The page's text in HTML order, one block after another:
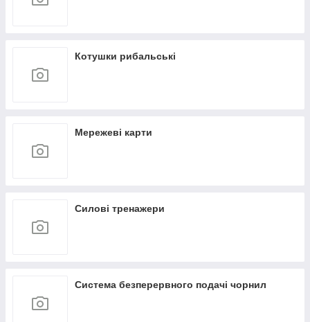
Котушки рибальські
Мережеві карти
Силові тренажери
Система безперервного подачі чорнил